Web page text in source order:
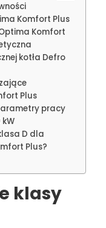
Komfort Plus
Komfort
kotła Defro
Plus
pracy
D dla
Plus?
klasy